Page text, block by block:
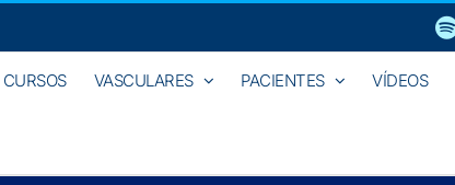
CURSOS VASCULARES PACIENTES VÍDEOS